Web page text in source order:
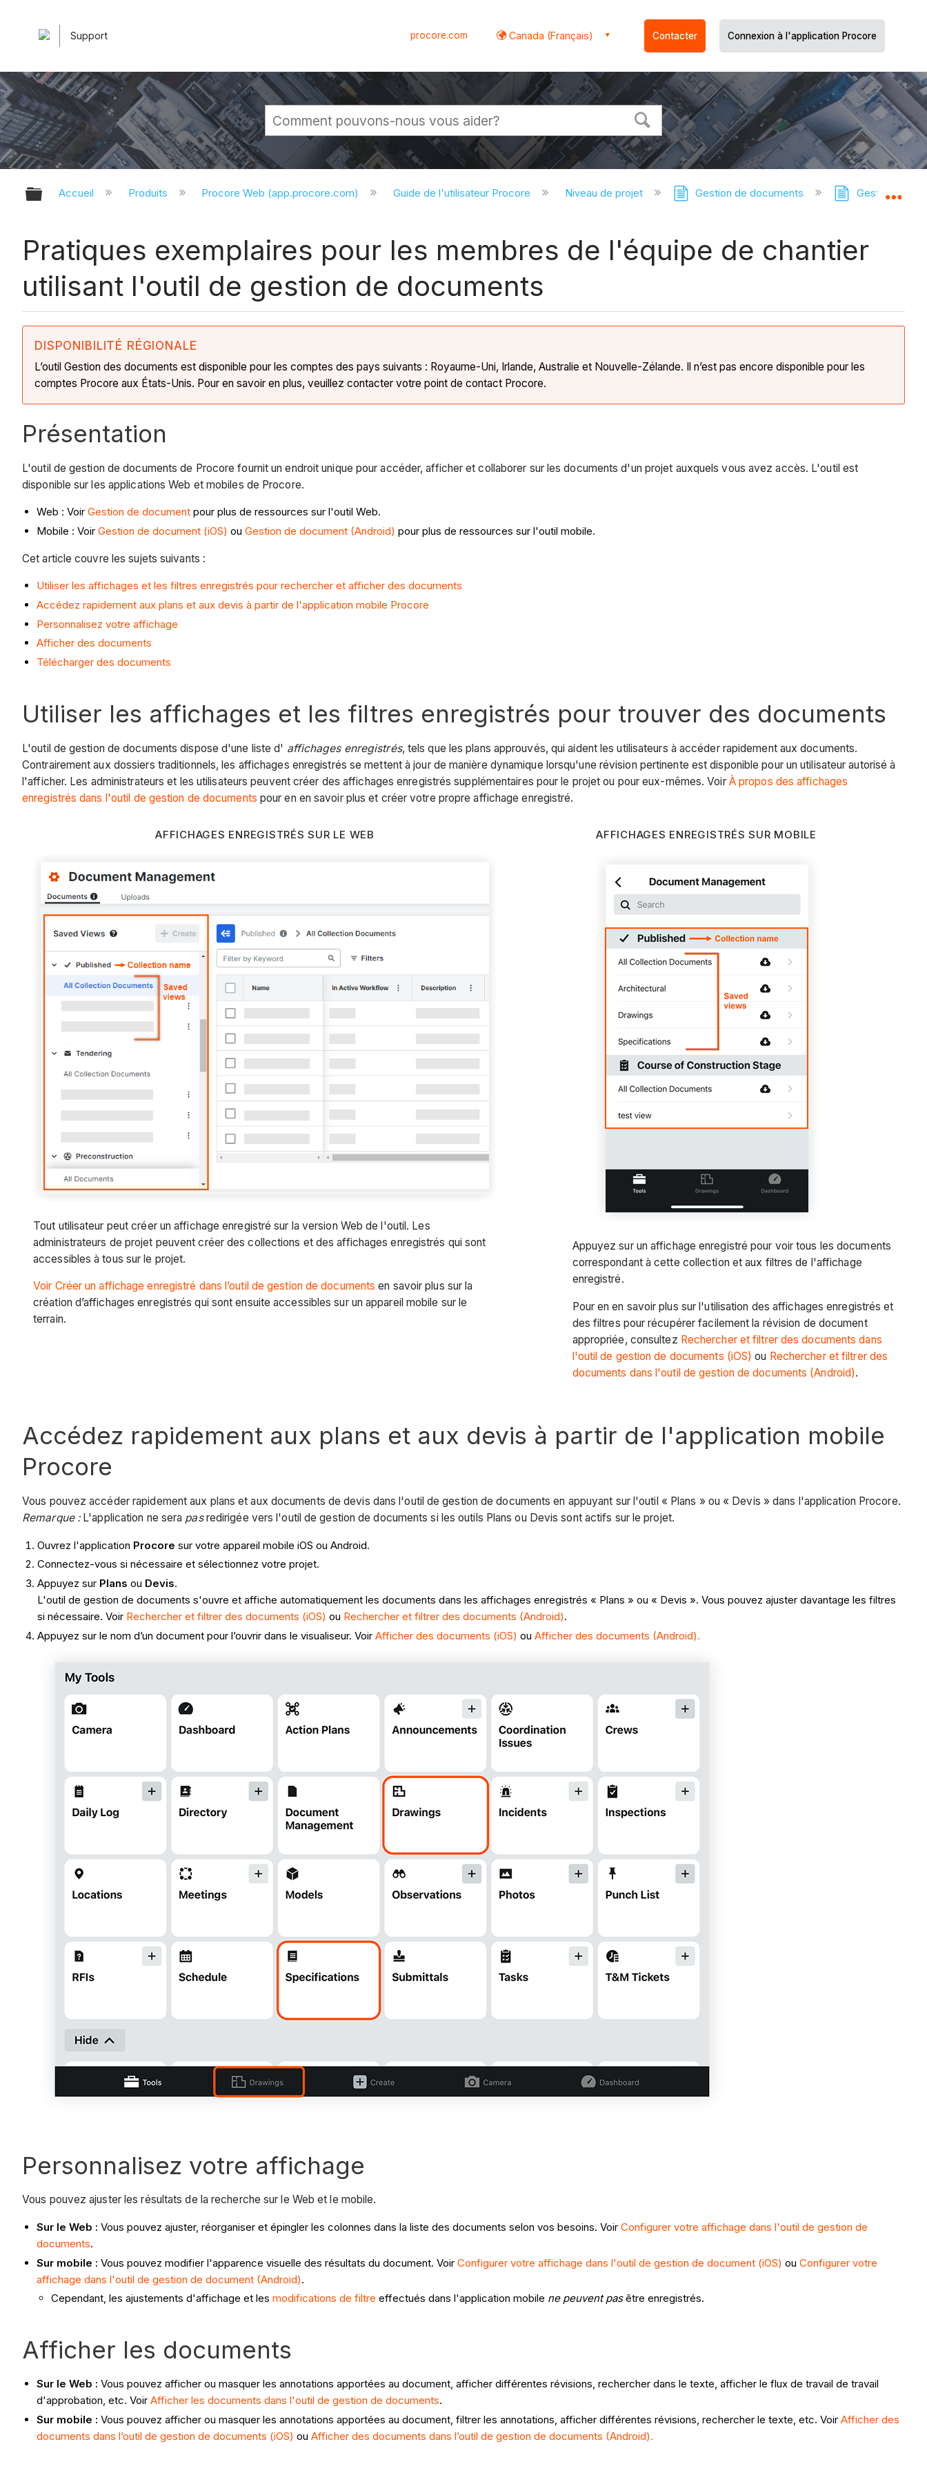
Support procore.com Canada (Français) Contacter Connexion à l'application Procore
Développer/réduire la hiérarchie globale
Accueil Produits Procore Web (app.procore.com) Guide de l'utilisateur Procore Niveau de projet Gestion de documents Gestion des
Pratiques exemplaires pour les membres de l'équipe de chantier
utilisant l'outil de gestion de documents
DISPONIBILITÉ RÉGIONALE
L’outil Gestion des documents est disponible pour les comptes des pays suivants : Royaume-Uni, Irlande, Australie et Nouvelle-Zélande. Il n’est pas encore disponible pour les
comptes Procore aux États-Unis. Pour en savoir en plus, veuillez contacter votre point de contact Procore.
Présentation
L'outil de gestion de documents de Procore fournit un endroit unique pour accéder, afficher et collaborer sur les documents d'un projet auxquels vous avez accès. L'outil est
disponible sur les applications Web et mobiles de Procore.
Web : Voir Gestion de document pour plus de ressources sur l'outil Web.
Mobile : Voir Gestion de document (iOS) ou Gestion de document (Android) pour plus de ressources sur l'outil mobile.
Cet article couvre les sujets suivants :
Utiliser les affichages et les filtres enregistrés pour rechercher et afficher des documents
Accédez rapidement aux plans et aux devis à partir de l'application mobile Procore
Personnalisez votre affichage
Afficher des documents
Télécharger des documents
Utiliser les affichages et les filtres enregistrés pour trouver des documents
L'outil de gestion de documents dispose d'une liste d' affichages enregistrés, tels que les plans approuvés, qui aident les utilisateurs à accéder rapidement aux documents.
Contrairement aux dossiers traditionnels, les affichages enregistrés se mettent à jour de manière dynamique lorsqu'une révision pertinente est disponible pour un utilisateur autorisé à
l'afficher. Les administrateurs et les utilisateurs peuvent créer des affichages enregistrés supplémentaires pour le projet ou pour eux-mêmes. Voir À propos des affichages
enregistrés dans l'outil de gestion de documents pour en en savoir plus et créer votre propre affichage enregistré.
AFFICHAGES ENREGISTRÉS SUR LE WEB
Tout utilisateur peut créer un affichage enregistré sur la version Web de l'outil. Les
administrateurs de projet peuvent créer des collections et des affichages enregistrés qui sont
accessibles à tous sur le projet.
Voir Créer un affichage enregistré dans l’outil de gestion de documents en savoir plus sur la
création d’affichages enregistrés qui sont ensuite accessibles sur un appareil mobile sur le
terrain.
AFFICHAGES ENREGISTRÉS SUR MOBILE
Appuyez sur un affichage enregistré pour voir tous les documents
correspondant à cette collection et aux filtres de l'affichage
enregistré.
Pour en en savoir plus sur l'utilisation des affichages enregistrés et
des filtres pour récupérer facilement la révision de document
appropriée, consultez Rechercher et filtrer des documents dans
l'outil de gestion de documents (iOS) ou Rechercher et filtrer des
documents dans l'outil de gestion de documents (Android).
Accédez rapidement aux plans et aux devis à partir de l'application mobile
Procore
Vous pouvez accéder rapidement aux plans et aux documents de devis dans l'outil de gestion de documents en appuyant sur l'outil « Plans » ou « Devis » dans l'application Procore.
Remarque : L'application ne sera pasredirigée vers l'outil de gestion de documents si les outils Plans ou Devis sont actifs sur le projet.
Ouvrez l'application Procore sur votre appareil mobile iOS ou Android.
Connectez-vous si nécessaire et sélectionnez votre projet.
Appuyez sur Plansou Devis.
L'outil de gestion de documents s'ouvre et affiche automatiquement les documents dans les affichages enregistrés « Plans » ou « Devis ». Vous pouvez ajuster davantage les filtres
si nécessaire. Voir Rechercher et filtrer des documents (iOS) ou Rechercher et filtrer des documents (Android).
Appuyez sur le nom d’un document pour l’ouvrir dans le visualiseur. VoirAfficher des documents (iOS) ouAfficher des documents (Android).
Personnalisez votre affichage
Vous pouvez ajuster les résultats de la recherche sur le Web et le mobile.
Sur le Web : Vous pouvez ajuster, réorganiser et épingler les colonnes dans la liste des documents selon vos besoins. Voir Configurer votre affichage dans l'outil de gestion de
documents.
Sur mobile : Vous pouvez modifier l'apparence visuelle des résultats du document. Voir Configurer votre affichage dans l'outil de gestion de document (iOS) ou Configurer votre
affichage dans l'outil de gestion de document (Android).
Cependant, les ajustements d'affichage et les modifications de filtre effectués dans l'application mobile ne peuvent pasêtre enregistrés.
Afficher les documents
Sur le Web : Vous pouvez afficher ou masquer les annotations apportées au document, afficher différentes révisions, rechercher dans le texte, afficher le flux de travail de travail
d'approbation, etc. Voir Afficher les documents dans l'outil de gestion de documents.
Sur mobile : Vous pouvez afficher ou masquer les annotations apportées au document, filtrer les annotations, afficher différentes révisions, rechercher le texte, etc. Voir Afficher des
documents dans l’outil de gestion de documents (iOS) ou Afficher des documents dans l’outil de gestion de documents (Android).